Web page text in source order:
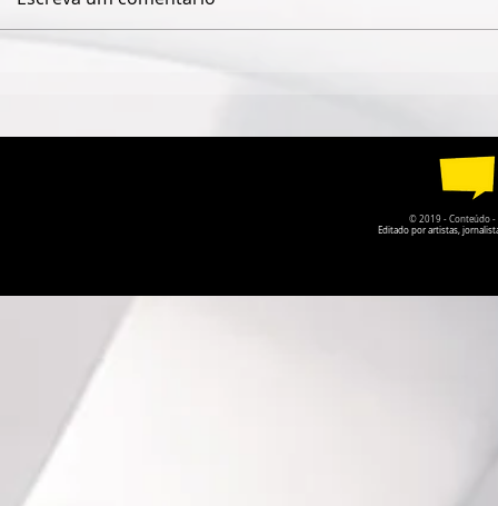
AGOSTO
O
© 2019 - Conteúdo -
Editado por artistas,